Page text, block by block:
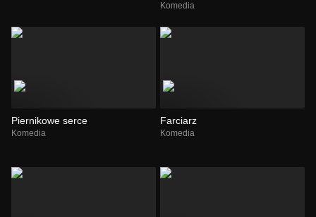
Komedia
Piernikowe serce
Komedia
Farciarz
Komedia